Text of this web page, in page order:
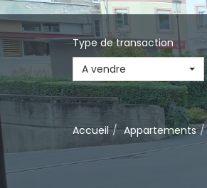
Type de transaction
A vendre
Accueil Appartements